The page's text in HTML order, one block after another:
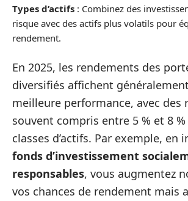
Types d’actifs : Combinez des
risque avec des actifs plus volatils pour
rendement.
En 2025, les rendements des
diversifiés affichent
meilleure performance, avec des
souvent compris entre 5 % et 8
classes d’actifs. Par exemple, en
fonds d’investissement
responsables, vous augmentez
vos chances de rendement mais